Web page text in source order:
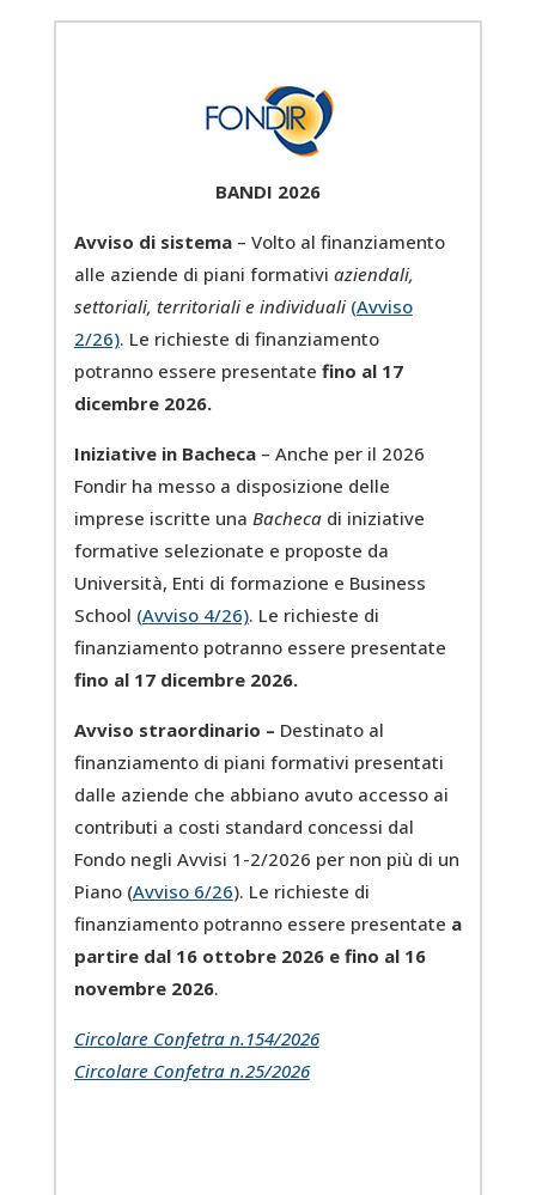
BANDI 2026
Avviso di sistema– Volto al finanziamento
alle aziende di piani formativi aziendali,
settoriali, territoriali e individuali (Avviso
2/26). Le richieste di finanziamento
potranno essere presentate fino al 17
dicembre 2026.
Iniziative in Bacheca– Anche per il 2026
Fondir ha messo a disposizione delle
imprese iscritte una Bachecadi iniziative
formative selezionate e proposte da
Università, Enti di formazione e Business
School (Avviso 4/26). Le richieste di
finanziamento potranno essere presentate
fino al 17 dicembre 2026.
Avviso straordinario – Destinato al
finanziamento di piani formativi presentati
dalle aziende che abbiano avuto accesso ai
contributi a costi standard concessi dal
Fondo negli Avvisi 1-2/2026 per non più di un
Piano (Avviso 6/26). Le richieste di
finanziamento potranno essere presentate a
partire dal 16 ottobre 2026 e fino al 16
novembre 2026.
Circolare Confetra n.154/2026
Circolare Confetra n.25/2026